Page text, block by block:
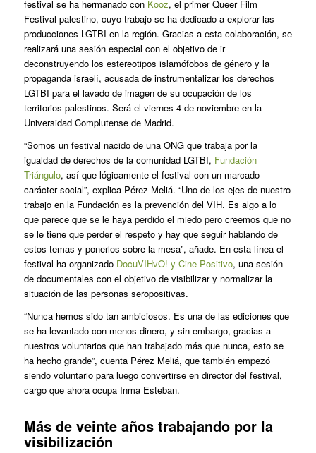
festival se ha hermanado con Kooz, el primer Queer Film
Festival palestino, cuyo trabajo se ha dedicado a explorar las
producciones LGTBI en la región. Gracias a esta colaboración, se
realizará una sesión especial con el objetivo de ir
deconstruyendo los estereotipos islamófobos de género y la
propaganda israelí, acusada de instrumentalizar los derechos
LGTBI para el lavado de imagen de su ocupación de los
territorios palestinos. Será el viernes 4 de noviembre en la
Universidad Complutense de Madrid.
“Somos un festival nacido de una ONG que trabaja por la
igualdad de derechos de la comunidad LGTBI, Fundación
Triángulo, así que lógicamente el festival con un marcado
carácter social”, explica Pérez Meliá. “Uno de los ejes de nuestro
trabajo en la Fundación es la prevención del VIH. Es algo a lo
que parece que se le haya perdido el miedo pero creemos que no
se le tiene que perder el respeto y hay que seguir hablando de
estos temas y ponerlos sobre la mesa”, añade. En esta línea el
festival ha organizadoDocuVIHvO! y Cine Positivo, una sesión
de documentales con el objetivo de visibilizar y normalizar la
situación de las personas seropositivas.
“Nunca hemos sido tan ambiciosos. Es una de las ediciones que
se ha levantado con menos dinero, y sin embargo, gracias a
nuestros voluntarios que han trabajado más que nunca, esto se
ha hecho grande”, cuenta Pérez Meliá, que también empezó
siendo voluntario para luego convertirse en director del festival,
cargo que ahora ocupa Inma Esteban.
Más de veinte años trabajando por la
visibilización